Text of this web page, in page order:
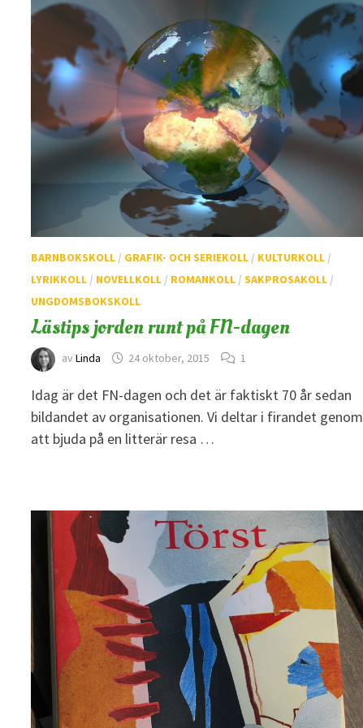
BARNBOKSKOLL / GRAFIK- OCH SERIEKOLL / KULTURKOLL /
LYRIKKOLL / NOVELLKOLL / ROMANKOLL /SAKPROSAKOLL /
UNGDOMSBOKSKOLL
Lästips jorden runt på FN-dagen
avLinda 24 oktober, 2015 1
Idag är det FN-dagen och det är faktiskt 70 år sedan
bildandet av organisationen. Vi deltar i firandet genom
att bjuda på en litterär resa …